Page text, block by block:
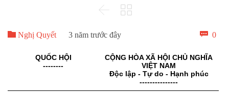
 
 Nghị Quyết 3 năm trước đây  0
QUỐC HỘI
--------
CỘNG HÒA XÃ HỘI CHỦ NGHĨA
VIỆT NAM
Độc lập - Tự do - Hạnh phúc
---------------